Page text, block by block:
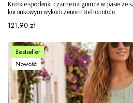
Krótkie spodenki czarne na gumce w pasie ze
koronkowym wykończeniem Refronntolo
Cena
121,90 zł
Bestseller
Nowość